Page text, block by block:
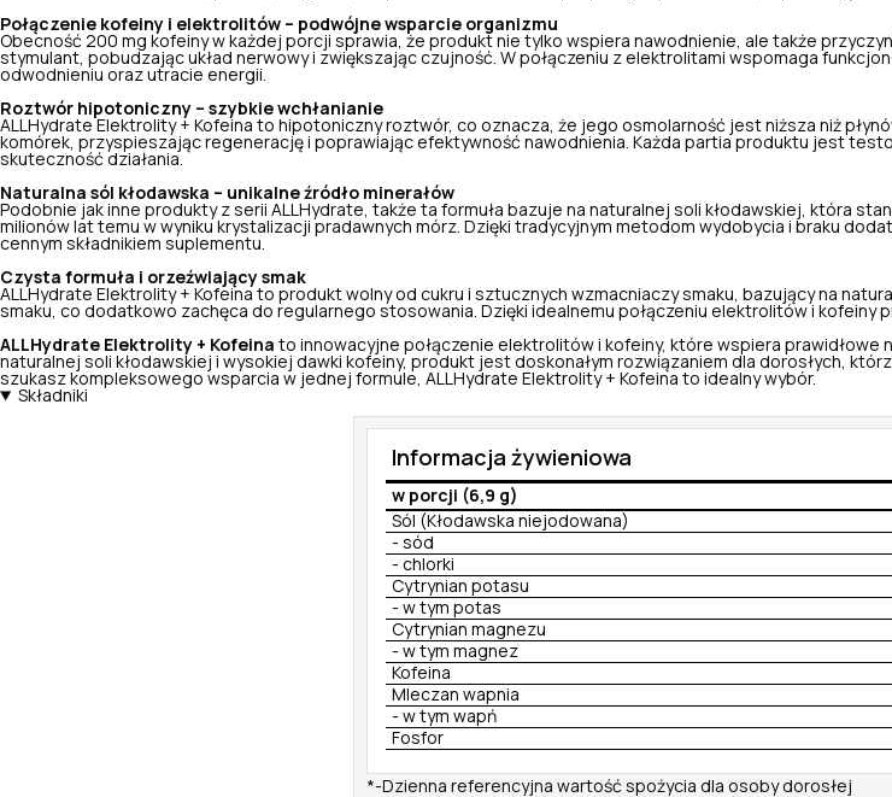
Połączenie kofeiny i elektrolitów – podwójne wsparcie organizmu
Obecność 200 mg kofeiny w każdej porcji sprawia, że produkt nie tylko wspiera nawodnienie, ale także
stymulant, pobudzając układ nerwowy i zwiększając czujność. W połączeniu z elektrolitami wspomaga
odwodnieniu oraz utracie energii.
Roztwór hipotoniczny – szybkie wchłanianie
ALLHydrate Elektrolity + Kofeina to hipotoniczny roztwór, co oznacza, że jego osmolarność jest niższa niż
komórek, przyspieszając regenerację i poprawiając efektywność nawodnienia. Każda partia produktu jest
skuteczność działania.
Naturalna sól kłodawska – unikalne źródło minerałów
Podobnie jak inne produkty z serii ALLHydrate, także ta formuła bazuje na naturalnej soli kłodawskiej, która
milionów lat temu w wyniku krystalizacji pradawnych mórz. Dzięki tradycyjnym metodom wydobycia i braku
cennym składnikiem suplementu.
Czysta formuła i orzeźwiający smak
ALLHydrate Elektrolity + Kofeina to produkt wolny od cukru i sztucznych wzmacniaczy smaku, bazujący na
smaku, co dodatkowo zachęca do regularnego stosowania. Dzięki idealnemu połączeniu elektrolitów i kofeiny
ALLHydrate Elektrolity + Kofeina to innowacyjne połączenie elektrolitów i kofeiny, które wspiera
naturalnej soli kłodawskiej i wysokiej dawki kofeiny, produkt jest doskonałym rozwiązaniem dla dorosłych,
szukasz kompleksowego wsparcia w jednej formule, ALLHydrate Elektrolity + Kofeina to idealny wybór.
Składniki
Informacja żywieniowa
w porcji (6,9 g)
Sól (Kłodawska niejodowana)
- sód
- chlorki
Cytrynian potasu
- w tym potas
Cytrynian magnezu
- w tym magnez
Kofeina
Mleczan wapnia
- w tym wapń
Fosfor
*-Dzienna referencyjna wartość spożycia dla osoby dorosłej